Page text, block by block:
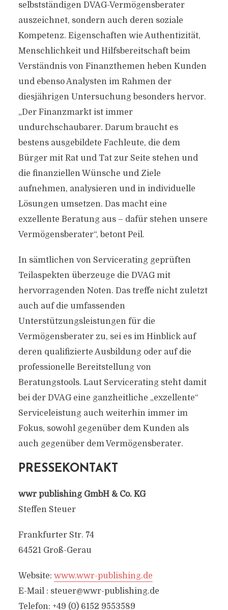
selbstständigen DVAG-Vermögensberater
auszeichnet, sondern auch deren soziale
Kompetenz. Eigenschaften wie Authentizität,
Menschlichkeit und Hilfsbereitschaft beim
Verständnis von Finanzthemen heben Kunden
und ebenso Analysten im Rahmen der
diesjährigen Untersuchung besonders hervor.
„Der Finanzmarkt ist immer
undurchschaubarer. Darum braucht es
bestens ausgebildete Fachleute, die dem
Bürger mit Rat und Tat zur Seite stehen und
die finanziellen Wünsche und Ziele
aufnehmen, analysieren und in individuelle
Lösungen umsetzen. Das macht eine
exzellente Beratung aus – dafür stehen unsere
Vermögensberater“, betont Peil.
In sämtlichen von Servicerating geprüften
Teilaspekten überzeuge die DVAG mit
hervorragenden Noten. Das treffe nicht zuletzt
auch auf die umfassenden
Unterstützungsleistungen für die
Vermögensberater zu, sei es im Hinblick auf
deren qualifizierte Ausbildung oder auf die
professionelle Bereitstellung von
Beratungstools. Laut Servicerating steht damit
bei der DVAG eine ganzheitliche „exzellente“
Serviceleistung auch weiterhin immer im
Fokus, sowohl gegenüber dem Kunden als
auch gegenüber dem Vermögensberater.
PRESSEKONTAKT
wwr publishing GmbH & Co. KG
Steffen Steuer
Frankfurter Str. 74
64521 Groß-Gerau
Website: www.wwr-publishing.de
E-Mail : steuer@wwr-publishing.de
Telefon: +49 (0) 6152 9553589